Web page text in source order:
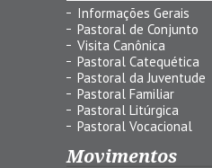
Informações Gerais
Pastoral de Conjunto
Visita Canônica
Pastoral Catequética
Pastoral da Juventude
Pastoral Familiar
Pastoral Litúrgica
Pastoral Vocacional
Movimentos